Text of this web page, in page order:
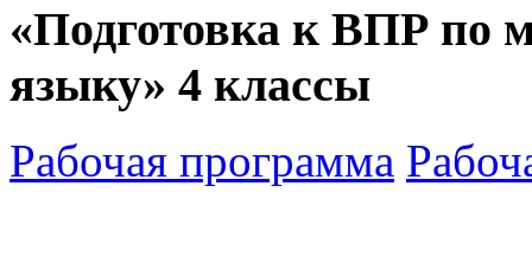
«Подготовка к ВПР по
языку» 4 классы
Рабочая программа